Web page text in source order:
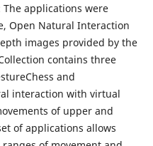
applications were
Open Natural Interaction
images provided by the
contains three
and
interaction with virtual
of upper and
of applications allows